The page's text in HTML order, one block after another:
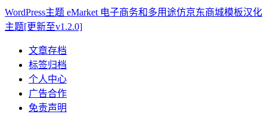
WordPress主题 eMarket 电子商务和多用途仿京东商城模板汉化
主题[更新至v1.2.0]
文章存档
标签归档
个人中心
广告合作
免责声明